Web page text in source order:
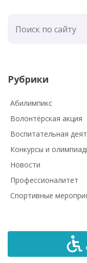
Рубрики
Абилимпикс
Волонтёрская акция
Воспитательная
Конкурсы и
Новости
Профессионалитет
Спортивные